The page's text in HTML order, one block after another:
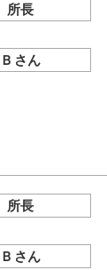
所長
Ｂさん
所長
Ｂさん